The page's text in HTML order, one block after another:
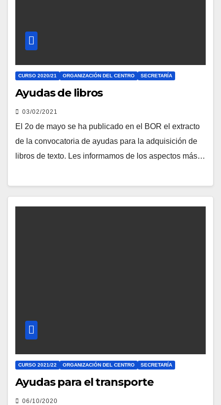
CURSO 2020/21 ORGANIZACIÓN DEL CENTRO SECRETARÍA
Ayudas de libros
03/02/2021
El 2o de mayo se ha publicado en el BOR el extracto
de la convocatoria de ayudas para la adquisición de
libros de texto. Les informamos de los aspectos más…
CURSO 2021/22 ORGANIZACIÓN DEL CENTRO SECRETARÍA
Ayudas para el transporte
06/10/2020